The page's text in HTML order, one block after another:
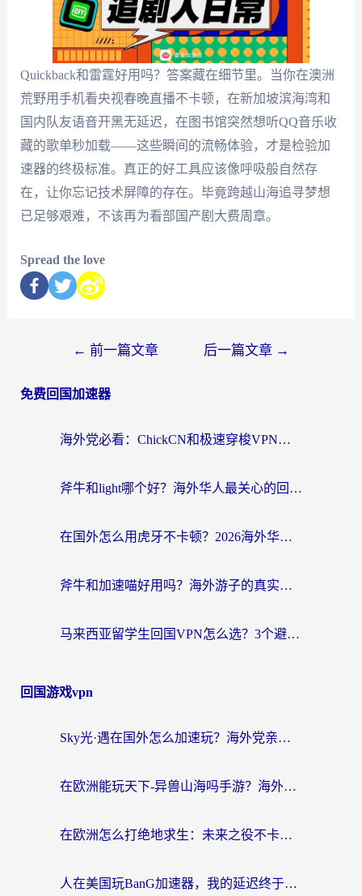
Quickback和雷霆好用吗？答案藏在细节里。当你在澳洲
荒野用手机看央视春晚直播不卡顿，在新加坡滨海湾和
国内队友语音开黑无延迟，在图书馆突然想听QQ音乐收
藏的歌单秒加载——这些瞬间的流畅体验，才是检验加
速器的终极标准。真正的好工具应该像呼吸般自然存
在，让你忘记技术屏障的存在。毕竟跨越山海追寻梦想
已足够艰难，不该再为看部国产剧大费周章。
Spread the love
← 前一篇文章 后一篇文章 →
免费回国加速器
海外党必看：ChickCN和极速穿梭VPN好用吗？3招教你选对回国加速器无缝刷国内资源
斧牛和light哪个好？海外华人最关心的回国加速器选择难题，一篇讲透
在国外怎么用虎牙不卡顿？2026海外华人亲测有效的回国加速器选择指南
斧牛和加速喵好用吗？海外游子的真实选择困境
马来西亚留学生回国VPN怎么选？3个避坑点+1款实测好用的加速器推荐
回国游戏vpn
Sky光·遇在国外怎么加速玩？海外党亲测有效的国服游戏加速指南
在欧洲能玩天下-异兽山海吗手游？海外玩家的加速器生存指南
在欧洲怎么打绝地求生：未来之役不卡？留学生亲测的加速器避坑指南
人在美国玩BanG加速器，我的延迟终于绿了